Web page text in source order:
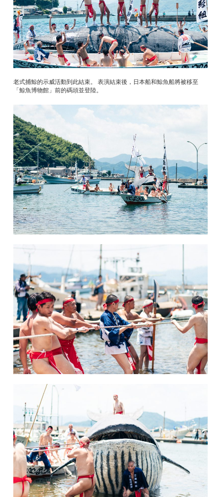
老式捕鯨的示威活動到此結束。 表演結束後，日本船和鯨魚船將被移至
「鯨魚博物館」前的碼頭並登陸。